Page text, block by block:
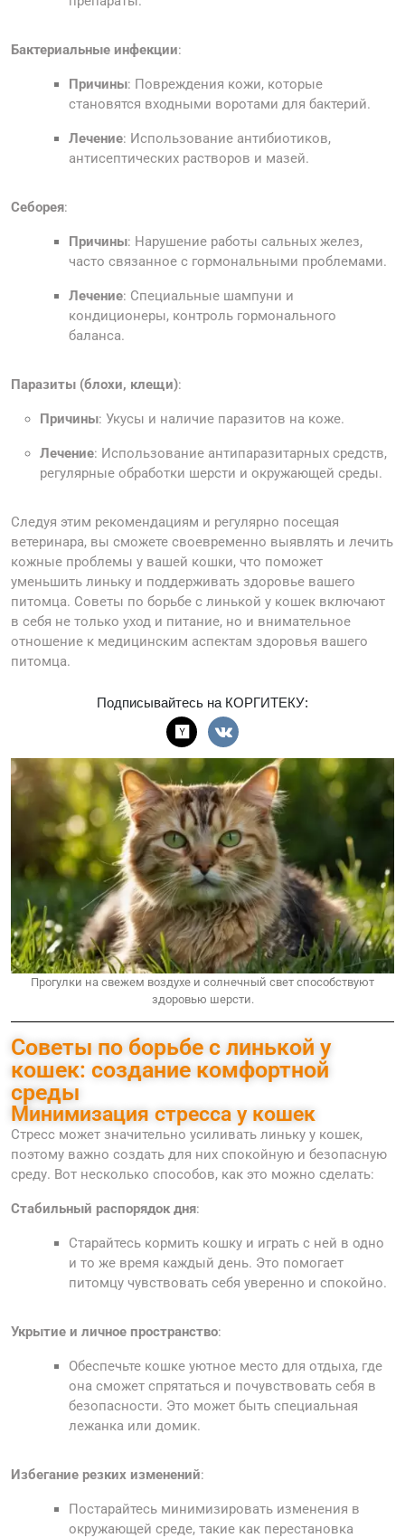
Бактериальные инфекции:
Причины: Повреждения кожи, которые
становятся входными воротами для бактерий.
Лечение: Использование антибиотиков,
антисептических растворов и мазей.
Себорея:
Причины: Нарушение работы сальных желез,
часто связанное с гормональными проблемами.
Лечение: Специальные шампуни и
кондиционеры, контроль гормонального
баланса.
Паразиты (блохи, клещи):
Причины: Укусы и наличие паразитов на коже.
Лечение: Использование антипаразитарных средств,
регулярные обработки шерсти и окружающей среды.
Следуя этим рекомендациям и регулярно посещая
ветеринара, вы сможете своевременно выявлять и лечить
кожные проблемы у вашей кошки, что поможет
уменьшить линьку и поддерживать здоровье вашего
питомца. Советы по борьбе с линькой у кошек включают
в себя не только уход и питание, но и внимательное
отношение к медицинским аспектам здоровья вашего
питомца.
Подписывайтесь на КОРГИТЕКУ:
Прогулки на свежем воздухе и солнечный свет способствуют
здоровью шерсти.
Советы по борьбе с линькой у
кошек: создание комфортной
среды
Минимизация стресса у кошек
Стресс может значительно усиливать линьку у кошек,
поэтому важно создать для них спокойную и безопасную
среду. Вот несколько способов, как это можно сделать:
Стабильный распорядок дня:
Старайтесь кормить кошку и играть с ней в одно
и то же время каждый день. Это помогает
питомцу чувствовать себя уверенно и спокойно.
Укрытие и личное пространство:
Обеспечьте кошке уютное место для отдыха, где
она сможет спрятаться и почувствовать себя в
безопасности. Это может быть специальная
лежанка или домик.
Избегание резких изменений:
Постарайтесь минимизировать изменения в
окружающей среде, такие как перестановка